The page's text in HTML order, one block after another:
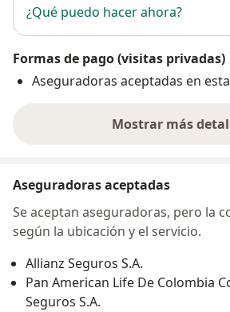
¿Qué puedo hacer ahora?
Formas de pago (visitas privadas)
Aseguradoras aceptadas en
Mostrar mássobre la
Aseguradoras aceptadas
Se aceptan aseguradoras, pero la
según la ubicación y el servicio.
Allianz Seguros S.A.
Pan American Life De Colombia
Seguros S.A.